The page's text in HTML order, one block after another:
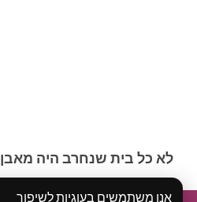
לא כל בית שנחרב היה מאבן
אנו משתמשים בעוגיות לשיפור